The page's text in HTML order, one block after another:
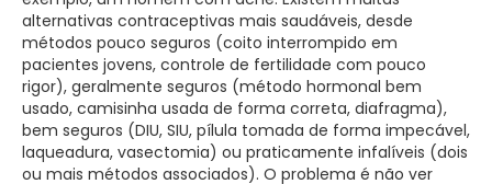
alternativas contraceptivas mais saudáveis, desde
métodos pouco seguros (coito interrompido em
pacientes jovens, controle de fertilidade com pouco
rigor), geralmente seguros (método hormonal bem
usado, camisinha usada de forma correta, diafragma),
bem seguros (DIU, SIU, pílula tomada de forma impecável,
laqueadura, vasectomia) ou praticamente infalíveis (dois
ou mais métodos associados). O problema é não ver